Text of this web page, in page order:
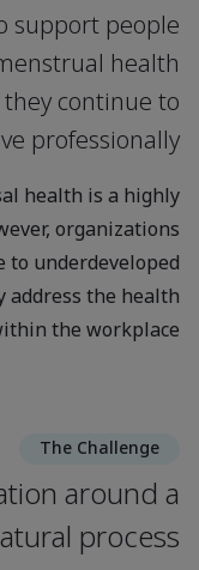
support people
health
continue to
professionally.
health is a highly
organizations
underdeveloped
address the health
the workplace.
The Challenge
around a
process